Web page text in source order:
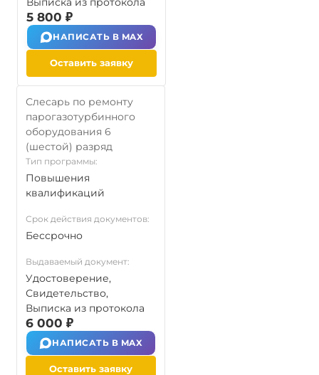
5 800 ₽
НАПИСАТЬ В MAX
Оставить заявку
Слесарь по ремонту
парогазотурбинного
оборудования 6
(шестой) разряд
Тип программы:
Повышения
квалификаций
Срок действия документов:
Бессрочно
Выдаваемый документ:
Удостоверение,
Свидетельство,
Выписка из протокола
6 000 ₽
НАПИСАТЬ В MAX
Оставить заявку